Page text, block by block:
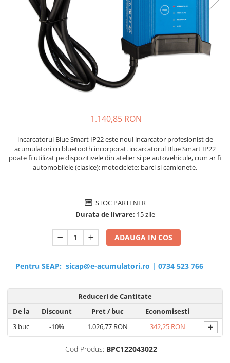
Sisteme de management (BMS)
Redresoare, incarcatoare si testere
Redresoare auto, moto, barci si
stationare
1.140,85 RON
incarcatorul Blue Smart IP22 este noul incarcator profesionist de
acumulatori cu bluetooth incorporat. incarcatorul Blue Smart IP22
poate fi utilizat pe dispozitivele din atelier si pe autovehicule, cum ar fi
automobilele (clasice); motociclete; barci si camionete.
STOC PARTENER
Durata de livrare: 15 zile
ADAUGA IN COS
Pentru SEAP: sicap@e-acumulatori.ro | 0734 523 766
Reduceri de Cantitate
De la
Discount Pret/ buc
Economisesti
3 buc -10% 1.026,77 RON 342,25 RON +
Cod Produs: BPC122043022